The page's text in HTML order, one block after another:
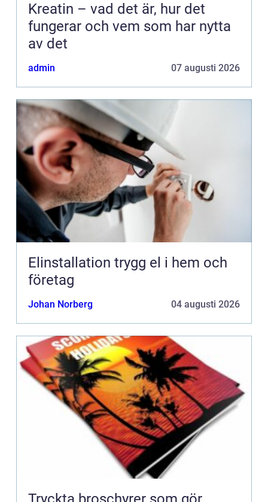
Kreatin – vad det är, hur det
fungerar och vem som har nytta
av det
admin 07 augusti 2026
Elinstallation trygg el i hem och
företag
Johan Norberg 04 augusti 2026